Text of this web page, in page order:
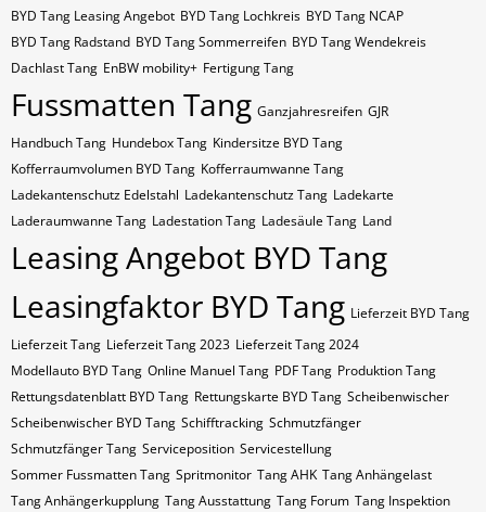
BYD Tang Leasing Angebot BYD Tang Lochkreis BYD Tang NCAP
BYD Tang Radstand BYD Tang Sommerreifen BYD Tang Wendekreis
Dachlast Tang EnBW mobility+ Fertigung Tang
Fussmatten Tang Ganzjahresreifen GJR
Handbuch Tang Hundebox Tang Kindersitze BYD Tang
Kofferraumvolumen BYD Tang Kofferraumwanne Tang
Ladekantenschutz Edelstahl Ladekantenschutz Tang Ladekarte
Laderaumwanne Tang Ladestation Tang Ladesäule Tang Land
Leasing Angebot BYD Tang
Leasingfaktor BYD Tang Lieferzeit BYD Tang
Lieferzeit Tang Lieferzeit Tang 2023 Lieferzeit Tang 2024
Modellauto BYD Tang Online Manuel Tang PDF Tang Produktion Tang
Rettungsdatenblatt BYD Tang Rettungskarte BYD Tang Scheibenwischer
Scheibenwischer BYD​ Tang Schifftracking Schmutzfänger
Schmutzfänger Tang Serviceposition Servicestellung
Sommer Fussmatten Tang Spritmonitor Tang AHK Tang Anhängelast
Tang Anhängerkupplung Tang Ausstattung Tang Forum Tang Inspektion